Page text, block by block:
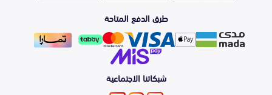
الشمعات
والاصطبات (الاضاءة)
الفرامل والأقمشة
اكسسوارات العناية
الزيوت و السوائل
التلميع والعناية
هيونداي
كيا
طرق الدفع المتاحة
شبكاتنا الاجتماعية